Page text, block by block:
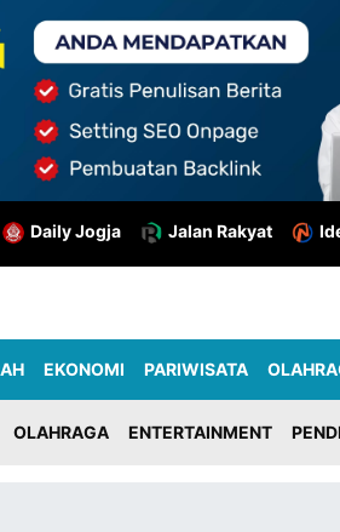
Daily Jogja Jalan Rakyat
EKONOMI PARIWISATA
OLAHRAGA ENTERTAINMENT